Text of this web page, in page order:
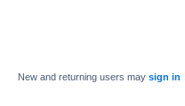
New and returning users may sign in